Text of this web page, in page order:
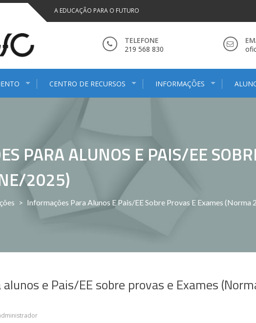
A EDUCAÇÃO PARA O FUTURO
TELEFONE
219 568 830
CENTRO DE RECURSOS INFORMAÇÕES
PARA ALUNOS E PAIS/EE
2025)
> Informações Para Alunos E Pais/EE Sobre Provas E Exames (Norma
e Pais/EE sobre provas e Exames